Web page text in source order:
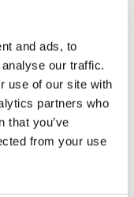
and ads, to
our traffic.
use of our site with
partners who
that you’ve
from your use
a obavy
osud do
vyplňte
jak
Půjčka